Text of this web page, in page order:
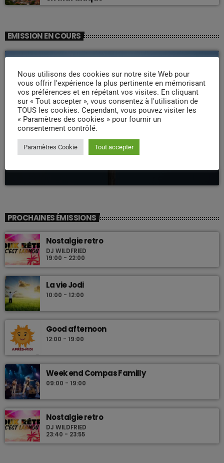
EMISSION EN COURS
LA MATINALE
Pipirit Matinale
PROCHAINES ÉMISSIONS
Nostalgie retro
DJ WILDFRIED
19:00 - 22:00
La vie Jodi
10:00 - 12:00
Good afternoon
12:00 - 19:00
Week end Compas Familly
09:00 - 19:00
Nostalgie retro
DJ WILDFRIED
23:40 - 23:55
Nous utilisons des cookies sur notre site Web pour
vous offrir l'expérience la plus pertinente en mémorisant
vos préférences et en répétant vos visites. En cliquant
sur « Tout accepter », vous consentez à l'utilisation de
TOUS les cookies. Cependant, vous pouvez visiter les
« Paramètres des cookies » pour fournir un
consentement contrôlé.
Paramètres Cookie Tout accepter